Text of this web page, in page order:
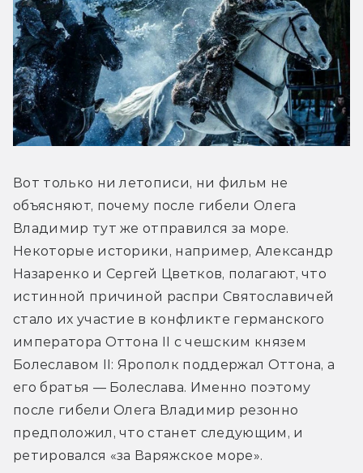
Вот только ни летописи, ни фильм не
объясняют, почему после гибели Олега
Владимир тут же отправился за море.
Некоторые историки, например, Александр
Назаренко и Сергей Цветков, полагают, что
истинной причиной распри Святославичей
стало их участие в конфликте германского
императора Оттона II с чешским князем
Болеславом II: Ярополк поддержал Оттона, а
его братья — Болеслава. Именно поэтому
после гибели Олега Владимир резонно
предположил, что станет следующим, и
ретировался «за Варяжское море».